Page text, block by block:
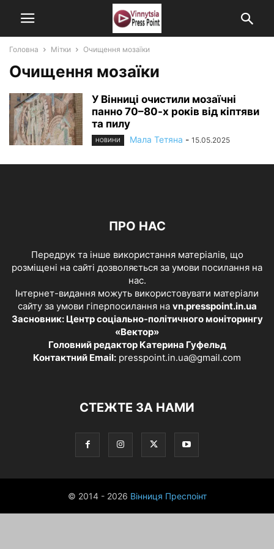
Головна Мітки Очищення мозаїки
Очищення мозаїки
У Вінниці очистили мозаїчні
панно 70–80-х років від кіптяви
та пилу
НОВИНИ Мала Тетяна - 15.05.2025
ПРО НАС
Передрук та інше використання матеріалів, що
розміщені на сайті дозволяється за умови посилання на
нас.
Інтернет-видання можуть використовувати матеріали
сайту за умови гіперпосилання на vn.presspoint.in.ua
Засновник: Центр соціально-політичного моніторингу
«Вектор»
Головний редактор Катерина Гуфельд
Контактний Email: presspoint.in.ua@gmail.com
СТЕЖТЕ ЗА НАМИ
© 2014 - 2026 Вінниця Преспоінт